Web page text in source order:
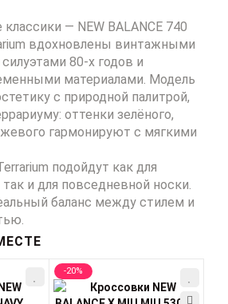
— NEW BALANCE 740
вдохновлены винтажными
80-х годов и
материалами. Модель
с природной палитрой,
оттенки зелёного,
гармонируют с мягкими
подойдут как для
и для повседневной носки.
баланс между стилем и
-20%